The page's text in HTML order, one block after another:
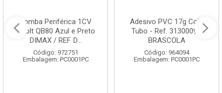
Bomba Periférica 1CV
Bivolt QB80 Azul e Preto
DIMAX / REF. D...
Código: 972751
Embalagem: PC0001PC
Adesivo PVC 17g Cola
Tubo - Ref. 3130009 -
BRASCOLA
Código: 964094
Embalagem: PC0001PC